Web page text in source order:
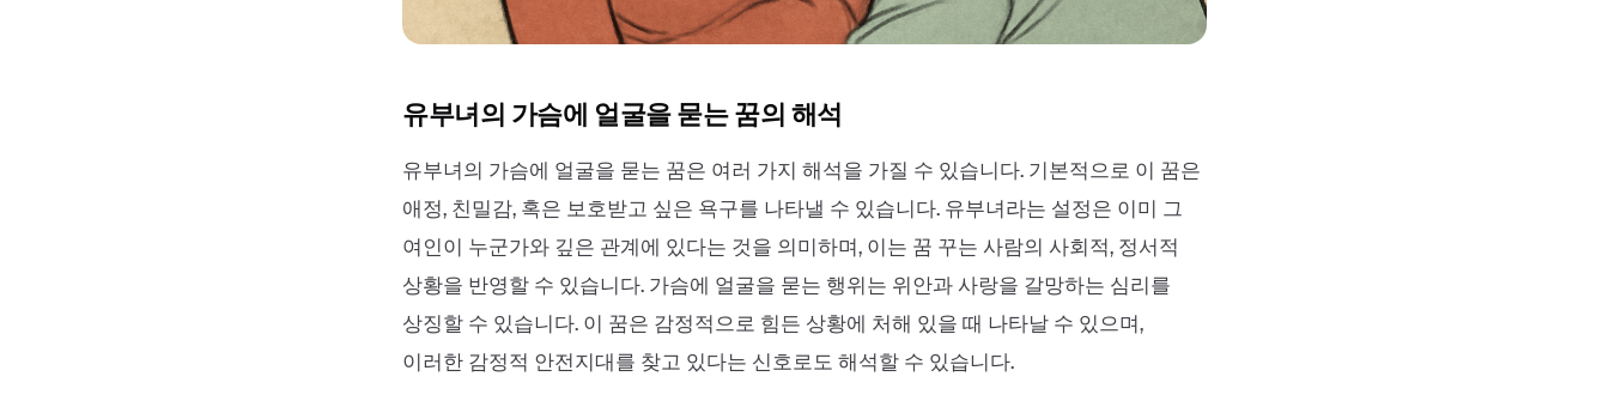
유부녀의 가슴에 얼굴을 묻는 꿈의 해석
유부녀의 가슴에 얼굴을 묻는 꿈은 여러 가지 해석을 가질 수 있습니다. 기본적으로 이 꿈은
애정, 친밀감, 혹은 보호받고 싶은 욕구를 나타낼 수 있습니다. 유부녀라는 설정은 이미 그
여인이 누군가와 깊은 관계에 있다는 것을 의미하며, 이는 꿈 꾸는 사람의 사회적, 정서적
상황을 반영할 수 있습니다. 가슴에 얼굴을 묻는 행위는 위안과 사랑을 갈망하는 심리를
상징할 수 있습니다. 이 꿈은 감정적으로 힘든 상황에 처해 있을 때 나타날 수 있으며,
이러한 감정적 안전지대를 찾고 있다는 신호로도 해석할 수 있습니다.